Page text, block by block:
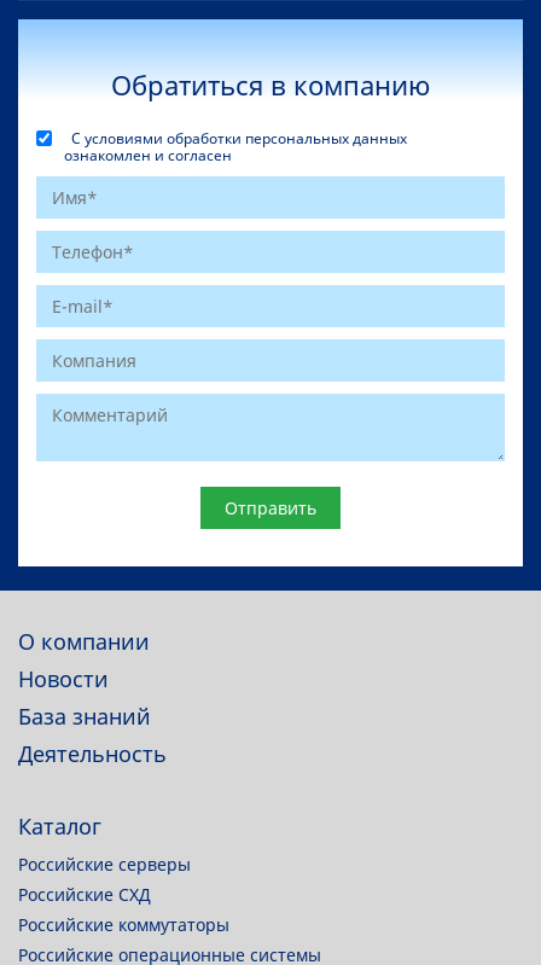
Обратиться в компанию
С условиями обработки персональных данных
ознакомлен и согласен
О компании
Новости
База знаний
Деятельность
Каталог
Российские серверы
Российские СХД
Российские коммутаторы
Российские операционные системы